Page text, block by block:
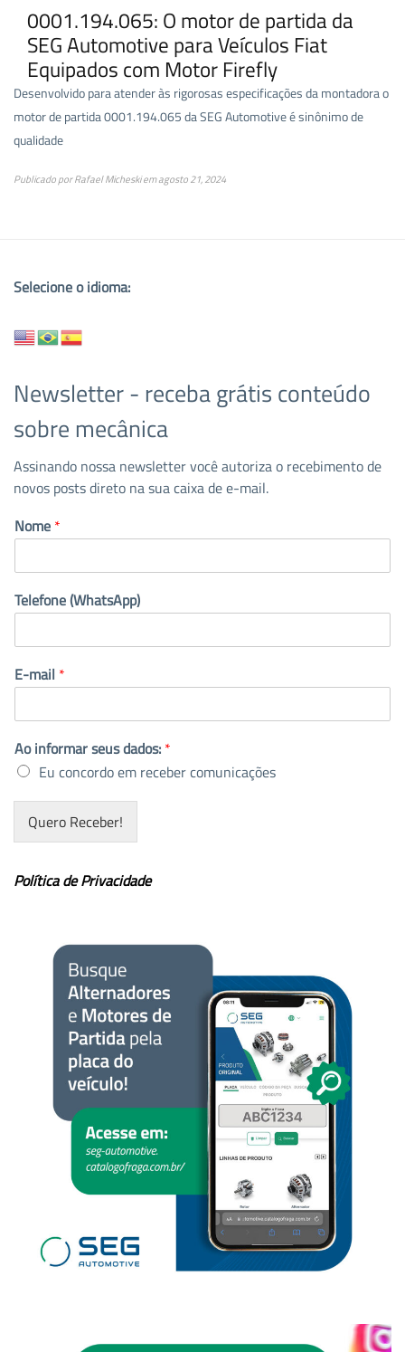
0001.194.065: O motor de partida da
SEG Automotive para Veículos Fiat
Equipados com Motor Firefly
Desenvolvido para atender às rigorosas especificações da montadora o
motor de partida 0001.194.065 da SEG Automotive é sinônimo de
qualidade
Publicado porRafael Micheskiemagosto 21, 2024
Selecione o idioma:
Newsletter - receba grátis conteúdo
sobre mecânica
Assinando nossa newsletter você autoriza o recebimento de
novos posts direto na sua caixa de e-mail.
Nome *
Telefone (WhatsApp)
E-mail *
Ao informar seus dados: *
Eu concordo em receber comunicações
Quero Receber!
Política de Privacidade